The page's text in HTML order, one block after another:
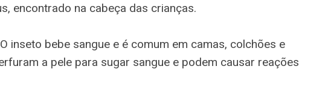
encontrado na cabeça das crianças.
inseto bebe sangue e é comum em camas, colchões e
a pele para sugar sangue e podem causar reações